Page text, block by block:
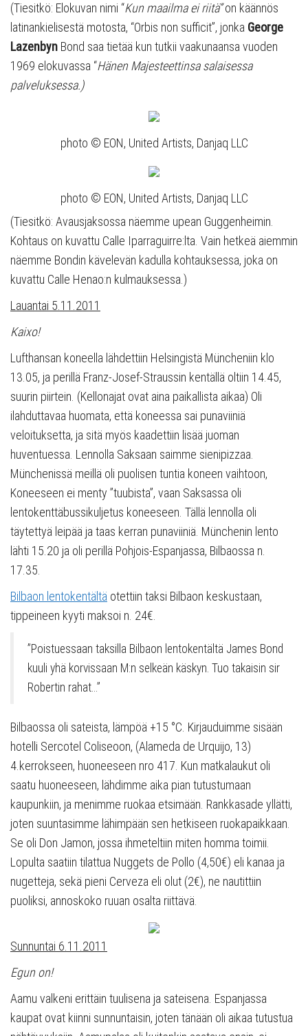
(Tiesitkö: Elokuvan nimi “Kun maailma ei riitä”on käännös
latinankielisestä motosta, “Orbis non sufficit”, jonka George
Lazenbyn Bond saa tietää kun tutkii vaakunaansa vuoden
1969 elokuvassa “Hänen Majesteettinsa salaisessa
palveluksessa.)
photo © EON, United Artists, Danjaq LLC
photo © EON, United Artists, Danjaq LLC
(Tiesitkö: Avausjaksossa näemme upean Guggenheimin.
Kohtaus on kuvattu Calle Iparraguirre:lta. Vain hetkeä aiemmin
näemme Bondin kävelevän kadulla kohtauksessa, joka on
kuvattu Calle Henao:n kulmauksessa.)
Lauantai 5.11.2011
Kaixo!
Lufthansan koneella lähdettiin Helsingistä Müncheniin klo
13.05, ja perillä Franz-Josef-Straussin kentällä oltiin 14.45,
suurin piirtein. (Kellonajat ovat aina paikallista aikaa) Oli
ilahduttavaa huomata, että koneessa sai punaviiniä
veloituksetta, ja sitä myös kaadettiin lisää juoman
huventuessa. Lennolla Saksaan saimme sienipizzaa.
Münchenissä meillä oli puolisen tuntia koneen vaihtoon,
Koneeseen ei menty ”tuubista”, vaan Saksassa oli
lentokenttäbussikuljetus koneeseen. Tällä lennolla oli
täytettyä leipää ja taas kerran punaviiniä. Münchenin lento
lähti 15.20 ja oli perillä Pohjois-Espanjassa, Bilbaossa n.
17.35.
Bilbaon lentokentältä otettiin taksi Bilbaon keskustaan,
tippeineen kyyti maksoi n. 24€.
”Poistuessaan taksilla Bilbaon lentokentältä James Bond
kuuli yhä korvissaan M:n selkeän käskyn. Tuo takaisin sir
Robertin rahat…”
Bilbaossa oli sateista, lämpöä +15 °C. Kirjauduimme sisään
hotelli Sercotel Coliseoon, (Alameda de Urquijo, 13)
4.kerrokseen, huoneeseen nro 417. Kun matkalaukut oli
saatu huoneeseen, lähdimme aika pian tutustumaan
kaupunkiin, ja menimme ruokaa etsimään. Rankkasade yllätti,
joten suuntasimme lähimpään sen hetkiseen ruokapaikkaan.
Se oli Don Jamon, jossa ihmeteltiin miten homma toimii.
Lopulta saatiin tilattua Nuggets de Pollo (4,50€) eli kanaa ja
nugetteja, sekä pieni Cerveza eli olut (2€), ne nautittiin
puoliksi, annoskoko ruuan osalta riittävä.
Sunnuntai 6.11.2011
Egun on!
Aamu valkeni erittäin tuulisena ja sateisena. Espanjassa
kaupat ovat kiinni sunnuntaisin, joten tänään oli aikaa tutustua